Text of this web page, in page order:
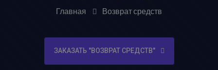
Главная Возврат средств
ЗАКАЗАТЬ "ВОЗВРАТ СРЕДСТВ"